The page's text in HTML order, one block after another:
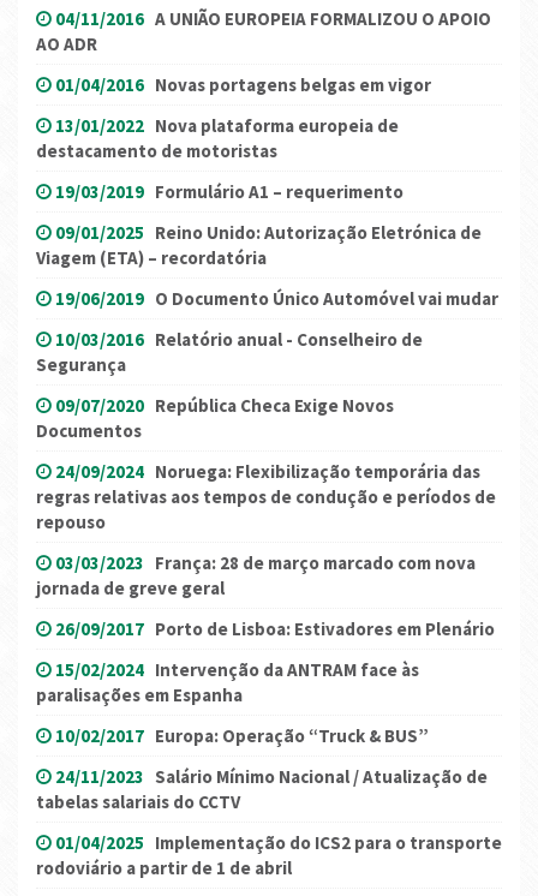
04/11/2016 A UNIÃO EUROPEIA FORMALIZOU O APOIO
AO ADR
01/04/2016 Novas portagens belgas em vigor
13/01/2022 Nova plataforma europeia de
destacamento de motoristas
19/03/2019 Formulário A1 – requerimento
09/01/2025 Reino Unido: Autorização Eletrónica de
Viagem (ETA) – recordatória
19/06/2019 O Documento Único Automóvel vai mudar
10/03/2016 Relatório anual - Conselheiro de
Segurança
09/07/2020 República Checa Exige Novos
Documentos
24/09/2024 Noruega: Flexibilização temporária das
regras relativas aos tempos de condução e períodos de
repouso
03/03/2023 França: 28 de março marcado com nova
jornada de greve geral
26/09/2017 Porto de Lisboa: Estivadores em Plenário
15/02/2024 Intervenção da ANTRAM face às
paralisações em Espanha
10/02/2017 Europa: Operação “Truck & BUS”
24/11/2023 Salário Mínimo Nacional / Atualização de
tabelas salariais do CCTV
01/04/2025 Implementação do ICS2 para o transporte
rodoviário a partir de 1 de abril